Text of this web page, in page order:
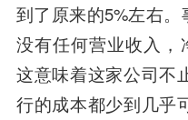
到了原来的5%左右。
没有任何营业收入，
这意味着这家公司不
行的成本都少到几乎